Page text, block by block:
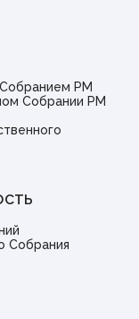
РМ
Собрании РМ
Собрания